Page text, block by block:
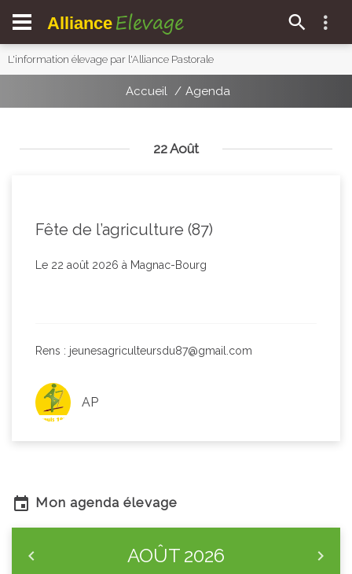
Alliance Elevage
L'information élevage par l'Alliance Pastorale
Accueil Agenda
22 Août
Fête de l’agriculture (87)
Le 22 août 2026 à Magnac-Bourg
Rens : jeunesagriculteursdu87@gmail.com
AP
Mon agenda élevage
AOÛT 2026